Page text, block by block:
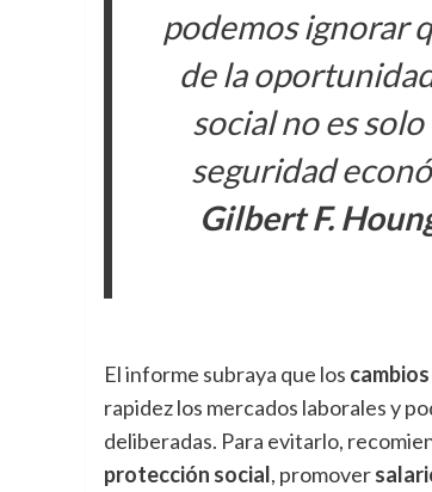
podemos ignorar
de la
social no es
seguridad
Gilbert F.
El informe subraya que los
rapidez los mercados laborales y
deliberadas. Para evitarlo,
protección social, promover